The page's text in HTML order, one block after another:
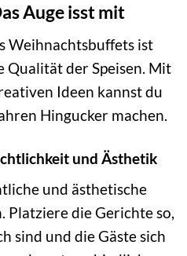
Auge isst mit
Weihnachtsbuffets ist
Qualität der Speisen. Mit
Ideen kannst du
Hingucker machen.
und Ästhetik
und ästhetische
Platziere die Gerichte so,
sind und die Gäste sich